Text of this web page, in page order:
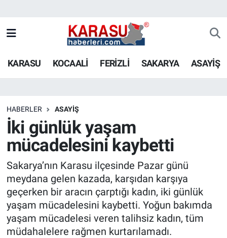
KARASU KOCAALİ FERİZLİ SAKARYA ASAYİŞ
HABERLER ASAYİŞ
İki günlük yaşam
mücadelesini kaybetti
Sakarya’nın Karasu ilçesinde Pazar günü
meydana gelen kazada, karşıdan karşıya
geçerken bir aracın çarptığı kadın, iki günlük
yaşam mücadelesini kaybetti. Yoğun bakımda
yaşam mücadelesi veren talihsiz kadın, tüm
müdahalelere rağmen kurtarılamadı.